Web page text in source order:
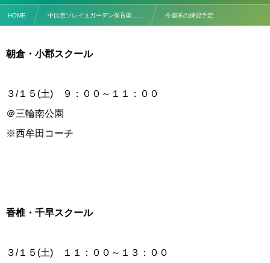
HOME 中比恵ソレイユガーデン保育園 , … 今週末の練習予定
朝倉・小郡スクール
３/１５(土) ９：００～１１：００
＠三輪南公園
※西牟田コーチ
香椎・千早スクール
３/１５(土) １１：００～１３：００